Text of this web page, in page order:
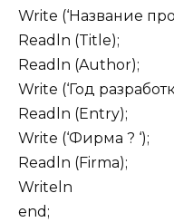
Write (‘Название
Readln (Title);
Readln (Author);
Write (‘Год
Readln (Entry);
Write (‘Фирма ? ‘);
Readln (Firma);
Writeln
end;